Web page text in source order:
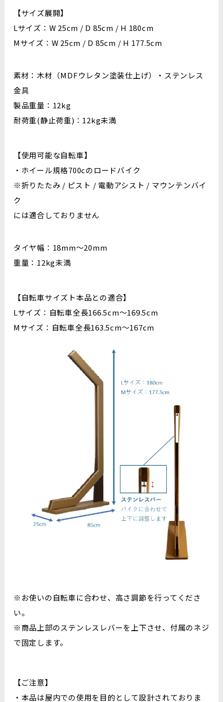
【サイズ展開】
Lサイズ：W 25cm / D 85cm / H 180cm
Mサイズ：W 25cm / D 85cm / H 177.5cm
素材：木材（MDFウレタン塗装仕上げ）・ステンレス
金具
製品重量：12kg
耐荷重(静止荷重)：12kg未満
【使用可能な自転車】
・ホイール規格700cのロードバイク
※折りたたみ / ピスト / 電動アシスト / マウンテンバイ
ク
には適合しておりません
タイヤ幅：18mm～20mm
重量：12kg未満
【自転車サイズト本品との適合】
Lサイズ：自転車全長166.5cm～169.5cm
Mサイズ：自転車全長163.5cm～167cm
※お使いの自転車に合わせ、高さ調節を行ってくださ
い。
※商品上部のステンレスレバーを上下させ、付属のネジ
で固定します。
【ご注意】
・本品は屋内での使用を目的として設計されておりま